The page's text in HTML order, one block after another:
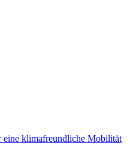
eine klimafreundliche Mobilität